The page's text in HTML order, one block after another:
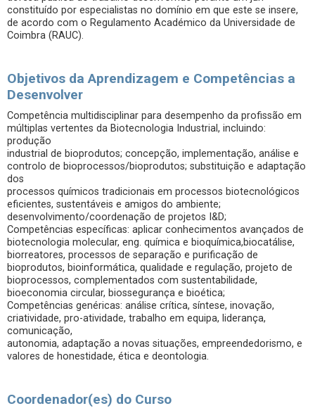
constituído por especialistas no domínio em que este se insere,
de acordo com o Regulamento Académico da Universidade de
Coimbra (RAUC).
Objetivos da Aprendizagem e Competências a
Desenvolver
Competência multidisciplinar para desempenho da profissão em
múltiplas vertentes da Biotecnologia Industrial, incluindo:
produção
industrial de bioprodutos; concepção, implementação, análise e
controlo de bioprocessos/bioprodutos; substituição e adaptação
dos
processos químicos tradicionais em processos biotecnológicos
eficientes, sustentáveis e amigos do ambiente;
desenvolvimento/coordenação de projetos I&D;
Competências específicas: aplicar conhecimentos avançados de
biotecnologia molecular, eng. química e bioquímica,biocatálise,
biorreatores, processos de separação e purificação de
bioprodutos, bioinformática, qualidade e regulação, projeto de
bioprocessos, complementados com sustentabilidade,
bioeconomia circular, biossegurança e bioética;
Competências genéricas: análise crítica, síntese, inovação,
criatividade, pro-atividade, trabalho em equipa, liderança,
comunicação,
autonomia, adaptação a novas situações, empreendedorismo, e
valores de honestidade, ética e deontologia.
Coordenador(es) do Curso